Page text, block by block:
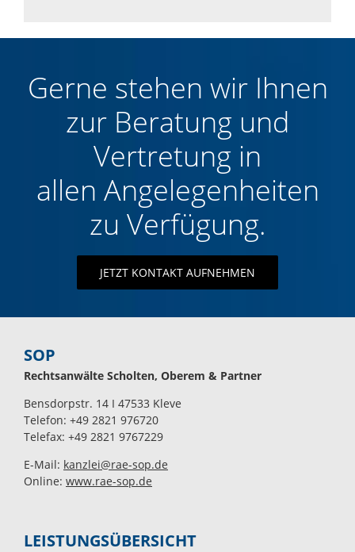
Gerne stehen wir Ihnen
zur Beratung und
Vertretung in
allen Angelegenheiten
zu Verfügung.
JETZT KONTAKT AUFNEHMEN
SOP
Rechtsanwälte Scholten, Oberem & Partner
Bensdorpstr. 14 I 47533 Kleve
Telefon: +49 2821 976720
Telefax: +49 2821 9767229
E-Mail: kanzlei@rae-sop.de
Online: www.rae-sop.de
LEISTUNGSÜBERSICHT